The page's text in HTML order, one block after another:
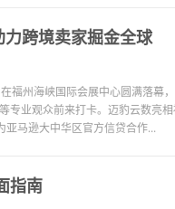
跨境卖家掘金全球
州海峡国际会展中心圆满落幕
专业观众前来打卡。迈豹云数亮
马逊大中华区官方信贷合作...
指南